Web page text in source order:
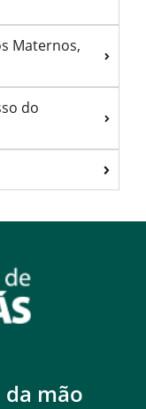
Maternos,
do
mão